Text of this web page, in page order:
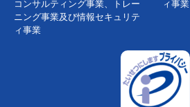
コンサルティング事業、トレー
ニング事業及び情報セキュリテ
ィ事業
ィ事業